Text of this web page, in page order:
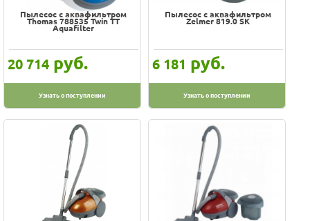
Пылесос с аквафильтром
Thomas 788535 Twin TT
Aquafilter
20 714 руб.
Узнать о поступлении
Пылесос с аквафильтром
Zelmer 819.0 SK
6 181 руб.
Узнать о поступлении